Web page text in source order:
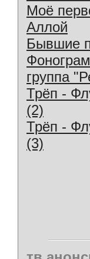
Моё
Аллой
Бывшие
группа
Трёп -
(2)
Трёп -
(3)